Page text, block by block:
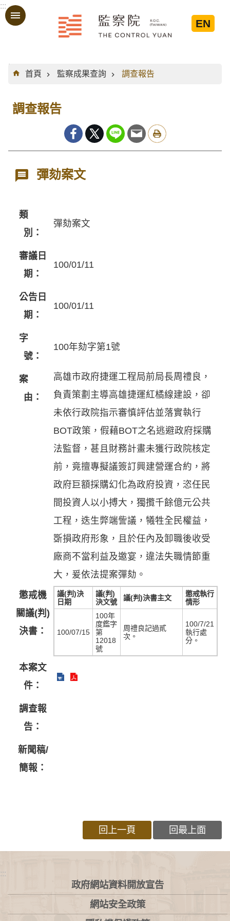
跳到主要內容區塊
:::
EN
:::
首頁
監察成果查詢 調查報告
調查報告
彈劾案文
類
別：
彈劾案文
審議日
期：
100/01/11
公告日
期：
100/01/11
字
號：
100年劾字第1號
案
由：
高雄市政府捷運工程局前局長周禮良，
負責策劃主導高雄捷運紅橘線建設，卻
未依行政院指示審慎評估並落實執行
BOT政策，假藉BOT之名逃避政府採購
法監督，甚且財務計畫未獲行政院核定
前，竟擅專擬議簽訂興建營運合約，將
政府巨額採購幻化為政府投資，恣任民
間投資人以小搏大，獨攬千餘億元公共
工程，迭生弊端訾議，犧牲全民權益，
斲損政府形象，且於任內及卸職後收受
廠商不當利益及邀宴，違法失職情節重
大，爰依法提案彈劾。
懲戒機
關議(判)
決書：
議(判)決
日期
議(判)
決文號
議(判)決書主文
懲戒執行
情形
100/07/15
100年
度鑑字
第
12018
號
周禮良記過貳
次。
100/7/21
執行處
分。
本案文
件：
調查報
告：
新聞稿/
簡報：
回上一頁 回最上面
:::
政府網站資料開放宣告
網站安全政策